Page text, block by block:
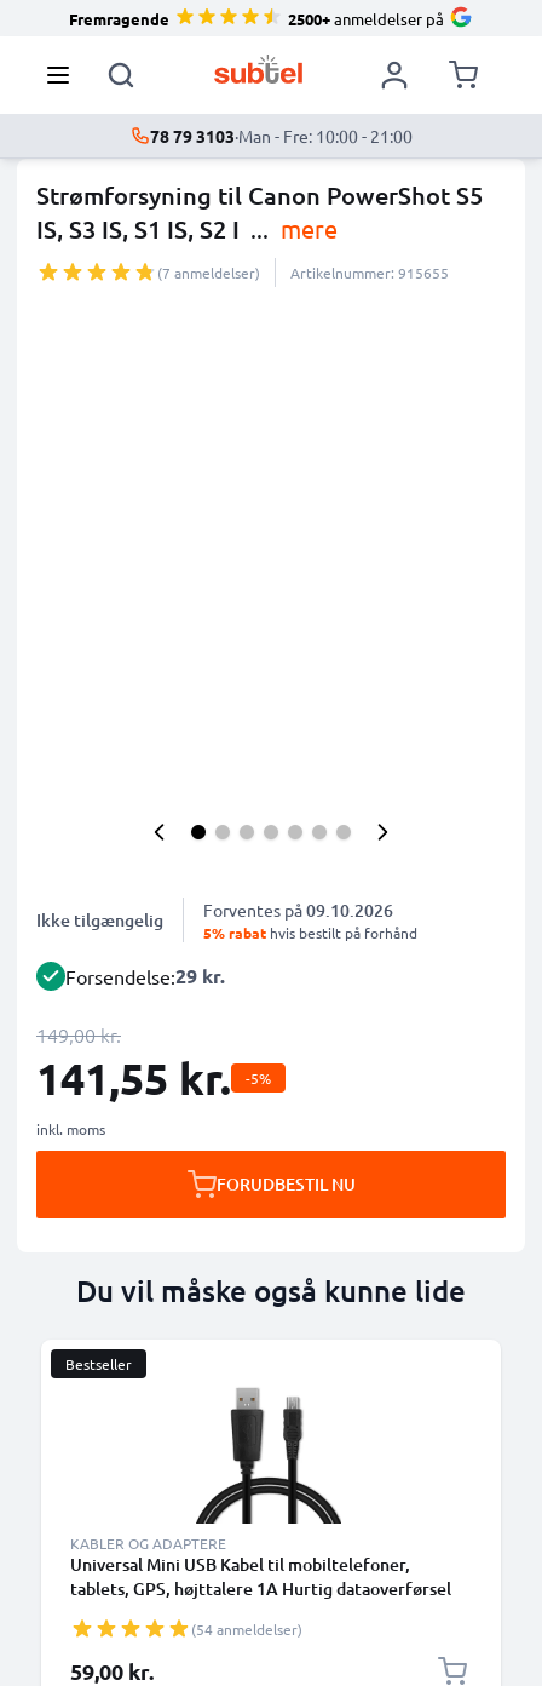
Fremragende 2500+anmeldelser på
78 79 3103·Man - Fre: 10:00 - 21:00
Strømforsyning til Canon PowerShot S5
IS, S3 IS, S1 IS, S2 I ... mere
(7 anmeldelser) Artikelnummer: 915655
Ikke tilgængelig Forventes på09.10.2026
5% rabat hvis bestilt på forhånd
Forsendelse:29 kr.
149,00 kr.
141,55 kr. -5%
inkl. moms
FORUDBESTIL NU
Du vil måske også kunne lide
Bestseller
KABLER OG ADAPTERE
Universal Mini USB Kabel til mobiltelefoner,
tablets, GPS, højttalere 1A Hurtig dataoverførsel
(54 anmeldelser)
59,00 kr.